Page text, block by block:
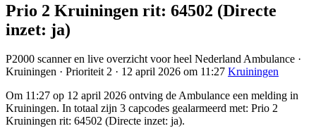
Prio 2 Kruiningen rit: 64502 (Directe
inzet: ja)
P2000 scanner en live overzicht voor heel Nederland Ambulance ·
Kruiningen · Prioriteit 2 · 12 april 2026 om 11:27 Kruiningen
Om 11:27 op 12 april 2026 ontving de Ambulance een melding in
Kruiningen. In totaal zijn 3 capcodes gealarmeerd met: Prio 2
Kruiningen rit: 64502 (Directe inzet: ja).